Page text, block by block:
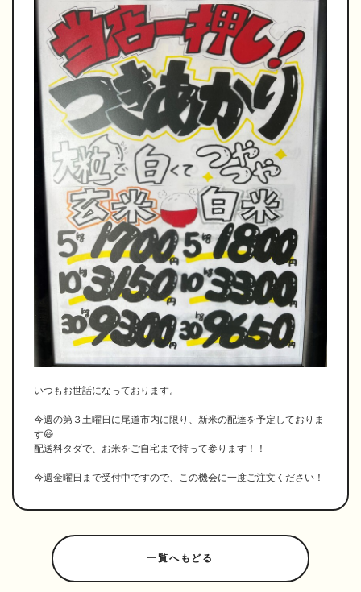
いつもお世話になっております。
今週の第３土曜日に尾道市内に限り、新米の配達を予定しておりま
す😃
配送料タダで、お米をご自宅まで持って参ります！！
今週金曜日まで受付中ですので、この機会に一度ご注文ください！
一覧へもどる